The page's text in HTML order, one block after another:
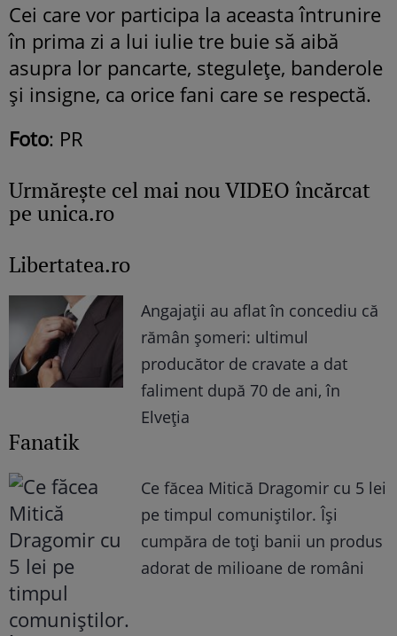
Cei care vor participa la aceasta întrunire
în prima zi a lui iulie tre buie să aibă
asupra lor pancarte, steguleţe, banderole
şi insigne, ca orice fani care se respectă.
Foto: PR
Urmăreşte cel mai nou VIDEO încărcat
pe unica.ro
Libertatea.ro
Angajații au aflat în concediu că
rămân șomeri: ultimul
producător de cravate a dat
faliment după 70 de ani, în
Elveția
Fanatik
Ce făcea Mitică Dragomir cu 5 lei
pe timpul comuniştilor. Îşi
cumpăra de toţi banii un produs
adorat de milioane de români